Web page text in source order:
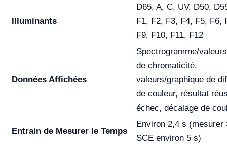
Illuminants
D65, A, C, UV, D50,
F1, F2, F3, F4, F5, F6,
F9, F10, F11, F12
Données Affichées
Spectrogramme/
de chromaticité,
valeurs/graphique de
de couleur, résultat
échec, décalage de
Entrain de Mesurer le Temps
Environ 2,4 s (mesurer
SCE environ 5 s)